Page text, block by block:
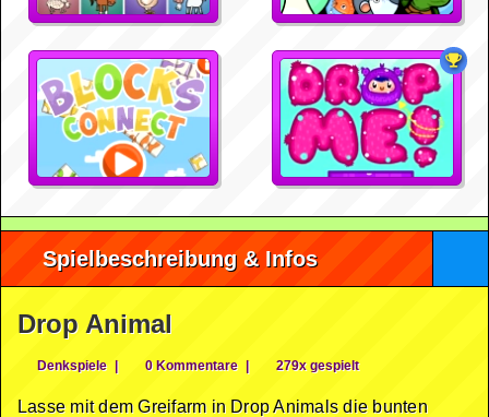
Spielbeschreibung & Infos
Drop Animal
Denkspiele | 0 Kommentare | 279x gespielt
Lasse mit dem Greifarm in Drop Animals die bunten